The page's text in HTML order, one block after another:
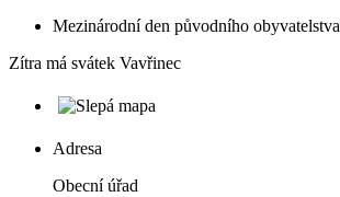
Mezinárodní den původního obyvatelstva
Zítra má svátek Vavřinec
Adresa
Obecní úřad